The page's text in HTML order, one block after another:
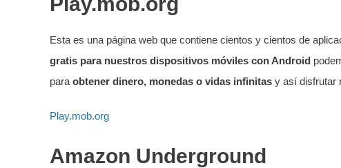
Esta es una página web que contiene cientos y cientos de
gratis para nuestros dispositivos móviles con Android
para obtener dinero, monedas o vidas infinitas y así disfrutar
Play.mob.org
Amazon Underground